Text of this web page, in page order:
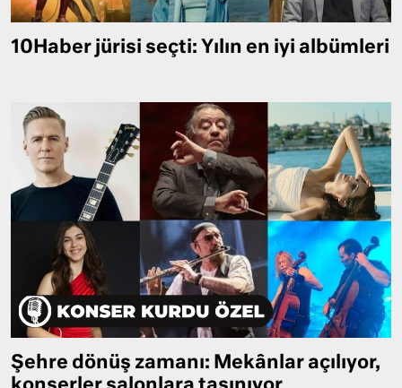
10Haber jürisi seçti: Yılın en iyi albümleri
Şehre dönüş zamanı: Mekânlar açılıyor,